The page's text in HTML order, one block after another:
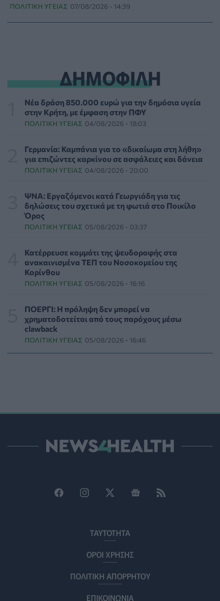
ΠΟΛΙΤΙΚΉ ΥΓΕΊΑΣ 07/08/2026 - 14:39
ΗΠΑ: Μεγάλη τράπεζα επενδύει 250 εκατ. δολάρια
τον χρόνο για φάρμακα GLP-1 στους εργαζομένους
ΥΠΗΡΕΣΊΕΣ ΥΓΕΊΑΣ 07/08/2026 - 13:00
Βασιλακόπουλος για ιό Δυτικού Νείλου: Στο
παραθεριστές
ΥΓΕΊΑ 07/08/2026 - 11:57
αποτελεσματική χημειοθεραπεία μετά το χειρουργείο
ΥΓΕΊΑ 07/08/2026 - 11:00
ΛΔ Κονγκό: Πάνω από 4.000 τα επιβεβαιωμένα
ΥΓΕΊΑ 07/08/2026 - 10:30
Τεχνητή νοημοσύνη σχεδίασε για πρώτη φορά
λειτουργικούς ιούς - Oι προοπτικές και οι κίνδυνοι
Αποστολή e-mail από το Υπουργείο Υγείας για ασφαλή
κολύμβηση
ΥΓΕΊΑ 07/08/2026 - 09:00
ΕΟΔΥ: Σε ύφεση κορονοϊός, γρίπη και RSV με μόλις
06/08/2026 - 20:49
06/08/2026 - 20:22
Πρωτοποριακή ενδομήτρια επέμβαση σε νοσοκομείο
των ΗΠΑ έσωσε έμβρυο με σπάνια πάθηση
ΔΗΜΟΦΙΛΗ
Νέα δράση 850.000 ευρώ για την δημόσια υγεία
στην Κρήτη, με έμφαση στην ΠΦΥ
ΠΟΛΙΤΙΚΉ ΥΓΕΊΑΣ 04/08/2026 - 18:03
Γερμανία: Καμπάνια για το «δικαίωμα στη λήθη»
για επιζώντες καρκίνου σε ασφάλειες και δάνεια
ΠΟΛΙΤΙΚΉ ΥΓΕΊΑΣ 04/08/2026 - 20:00
ΨΝΑ: Εργαζόμενοι κατά Γεωργιάδη για τις
δηλώσεις του σχετικά με τη φωτιά στο Ποικίλο
Όρος
ΠΟΛΙΤΙΚΉ ΥΓΕΊΑΣ 05/08/2026 - 03:37
Κατέρρευσε κομμάτι της ψευδοροφής στα
ανακαινισμένα ΤΕΠ του Νοσοκομείου της
Κορίνθου
ΠΟΛΙΤΙΚΉ ΥΓΕΊΑΣ 05/08/2026 - 16:16
ΠΟΕΡΓΙ: Η πρόληψη δεν μπορεί να
χρηματοδοτείται από τους παρόχους μέσω
clawback
ΠΟΛΙΤΙΚΉ ΥΓΕΊΑΣ 05/08/2026 - 16:46
ΤΑΥΤΟΤΗΤΑ
ΟΡΟΙ ΧΡΗΣΗΣ
ΠΟΛΙΤΙΚΗ ΑΠΟΡΡΗΤΟΥ
ΕΠΙΚΟΙΝΩΝΙΑ